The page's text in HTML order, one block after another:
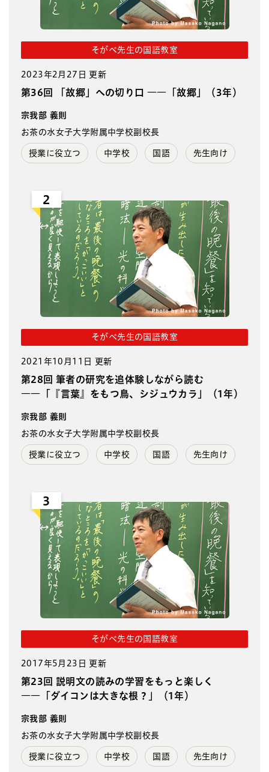
そがべ先生の国語教室
2023年2月27日 更新
第36回 「故郷」への切り口 ――「故郷」（3年）
宗我部 義則
お茶の水女子大学附属中学校副校長
授業に役立つ 中学校 国語 先生向け
2
そがべ先生の国語教室
2021年10月11日 更新
第28回 筆者の研究を追体験しながら読む
――「『言葉』をもつ鳥、シジュウカラ」（1年）
宗我部 義則
お茶の水女子大学附属中学校副校長
授業に役立つ 中学校 国語 先生向け
3
そがべ先生の国語教室
2017年5月23日 更新
第23回 説明文の読みの学習をもっと楽しく
――「ダイコンは大きな根？」（1年）
宗我部 義則
お茶の水女子大学附属中学校副校長
授業に役立つ 中学校 国語 先生向け